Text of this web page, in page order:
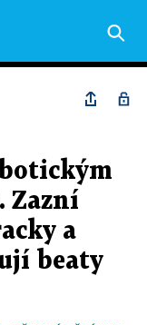
Zazní
a
beaty